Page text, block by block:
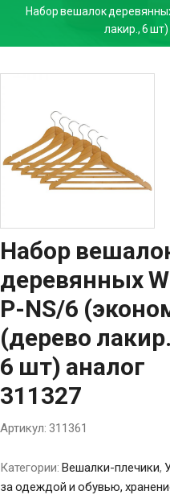
Набор вешалок
лакир., 6
Набор
деревянных
P-NS/6
(дерево
6 шт) аналог
311327
Артикул: 311361
Категории: Вешалки-плечики,
за одеждой и обувью,